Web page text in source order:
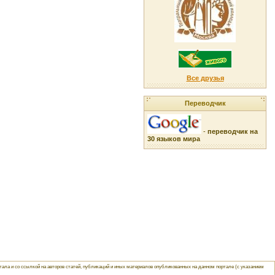
Все друзья
Переводчик
- переводчик на
30 языков мира
и со ссылкой на авторов статей, публикаций и иных материалов опубликованных на данном портале (с указанием